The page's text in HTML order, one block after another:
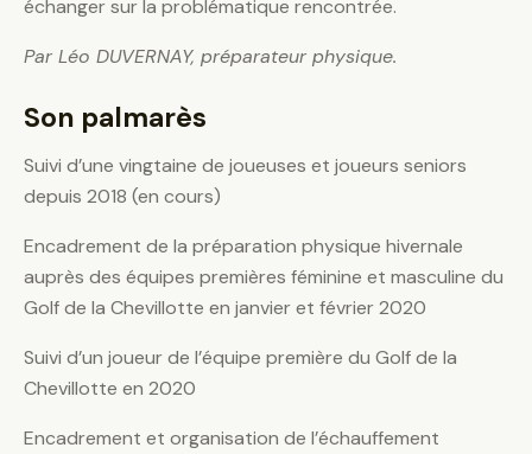
échanger sur la problématique rencontrée.
Par Léo DUVERNAY, préparateur physique.
Son palmarès
Suivi d’une vingtaine de joueuses et joueurs seniors
depuis 2018 (en cours)
Encadrement de la préparation physique hivernale
auprès des équipes premières féminine et masculine du
Golf de la Chevillotte en janvier et février 2020
Suivi d’un joueur de l’équipe première du Golf de la
Chevillotte en 2020
Encadrement et organisation de l’échauffement